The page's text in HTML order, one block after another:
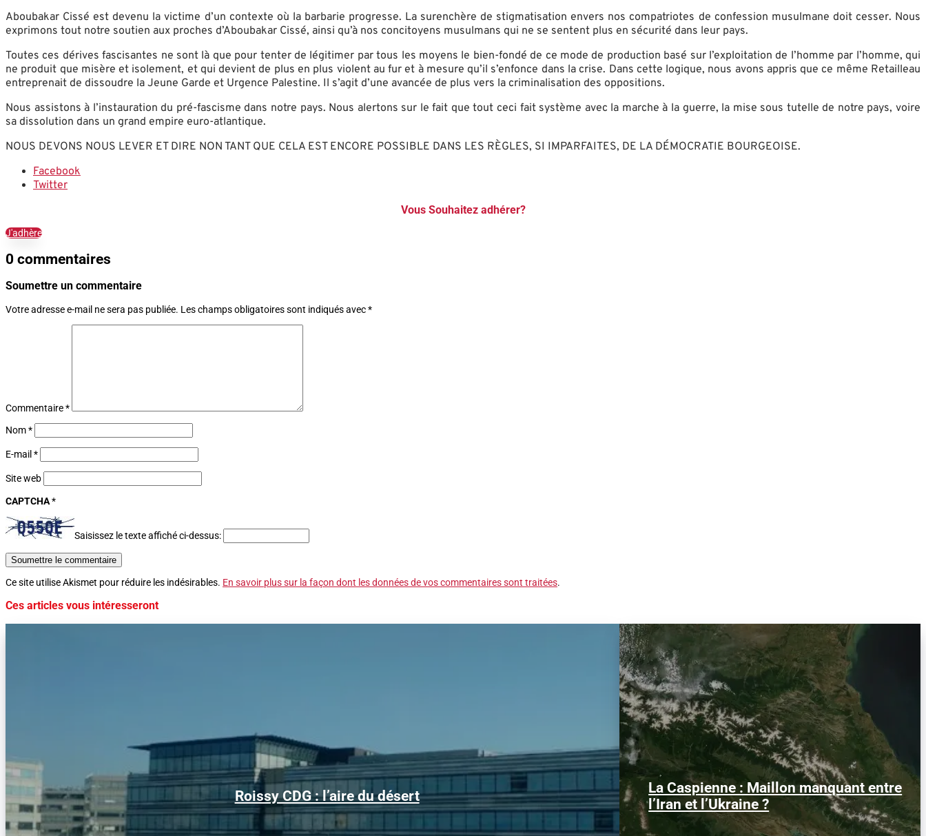
Aboubakar Cissé est devenu la victime d’un contexte où la barbarie progresse. La surenchère de stigmatisation envers nos compatriotes de confession musulmane doit cesser. Nous
exprimons tout notre soutien aux proches d’Aboubakar Cissé, ainsi qu’à nos concitoyens musulmans qui ne se sentent plus en sécurité dans leur pays.
Toutes ces dérives fascisantes ne sont là que pour tenter de légitimer par tous les moyens le bien-fondé de ce mode de production basé sur l’exploitation de l’homme par l’homme, qui
ne produit que misère et isolement, et qui devient de plus en plus violent au fur et à mesure qu’il s’enfonce dans la crise. Dans cette logique, nous avons appris que ce même Retailleau
entreprenait de dissoudre la Jeune Garde et Urgence Palestine. Il s’agit d’une avancée de plus vers la criminalisation des oppositions.
Nous assistons à l’instauration du pré-fascisme dans notre pays. Nous alertons sur le fait que tout ceci fait système avec la marche à la guerre, la mise sous tutelle de notre pays, voire
sa dissolution dans un grand empire euro-atlantique.
NOUS DEVONS NOUS LEVER ET DIRE NON TANT QUE CELA EST ENCORE POSSIBLE DANS LES RÈGLES, SI IMPARFAITES, DE LA DÉMOCRATIE BOURGEOISE.
Facebook
Twitter
Vous Souhaitez adhérer?
J'adhère
0 commentaires
Soumettre un commentaire
Votre adresse e-mail ne sera pas publiée. Les champs obligatoires sont indiqués avec*
Commentaire*
Nom*
E-mail *
Site web
CAPTCHA*
Saisissez le texte affiché ci-dessus:
Soumettre le commentaire
Ce site utilise Akismet pour réduire les indésirables. En savoir plus sur la façon dont les données de vos commentaires sont traitées.
Ces articles vous intéresseront
Roissy CDG : l’aire du désertAlors que le trafic aérien a retrouvé son niveau d’avant la
pandémie, les conditions d’obtention...
La Caspienne : Maillon manquant entre
l’Iran et l’Ukraine ?
Samedi 25 juillet 2026, des drones
ukrainiens ont frappé plusieurs cibles en
mer Caspienne, parmi...